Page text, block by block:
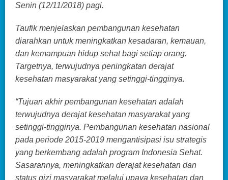
Senin (12/11/2018) pagi.
Taufik menjelaskan pembangunan kesehatan
diarahkan untuk meningkatkan kesadaran, kemauan,
dan kemampuan hidup sehat bagi setiap orang.
Targetnya, terwujudnya peningkatan derajat
kesehatan masyarakat yang setinggi-tingginya.
“Tujuan akhir pembangunan kesehatan adalah
terwujudnya derajat kesehatan masyarakat yang
setinggi-tingginya. Pembangunan kesehatan nasional
pada periode 2015-2019 mengantisipasi isu strategis
yang berkembang adalah program Indonesia Sehat.
Sasarannya, meningkatkan derajat kesehatan dan
status gizi masyarakat melalui upaya kesehatan dan